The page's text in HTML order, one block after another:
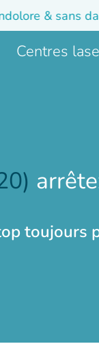
& sans
Centres
toujours